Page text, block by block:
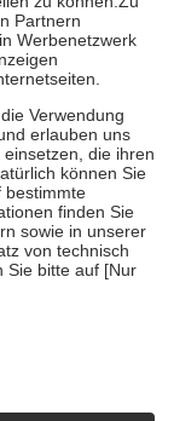
Euro je
Gesundheit zu
unterstützen,
18. Lebensjahr
die von der
Bewertungen